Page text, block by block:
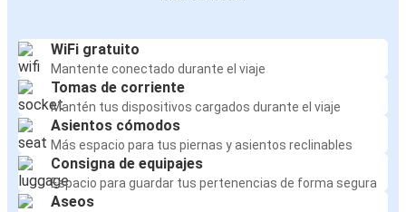
WiFi gratuito
Mantente conectado durante el viaje
Tomas de corriente
Mantén tus dispositivos cargados durante el viaje
Asientos cómodos
Más espacio para tus piernas y asientos reclinables
Consigna de equipajes
Espacio para guardar tus pertenencias de forma segura
Aseos